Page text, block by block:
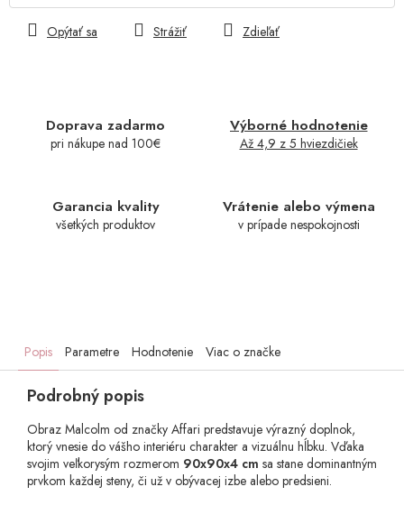
Doprava zadarmo
pri nákupe nad 100€
Výborné hodnotenie
Až 4,9 z 5 hviezdičiek
Garancia kvality
všetkých produktov
Vrátenie alebo výmena
v prípade nespokojnosti
Opýtať sa Strážiť Zdieľať
Popis Parametre Hodnotenie Viac o značke
Podrobný popis
Obraz Malcolm od značky Affari predstavuje výrazný doplnok,
ktorý vnesie do vášho interiéru charakter a vizuálnu hĺbku. Vďaka
svojim veľkorysým rozmerom 90x90x4 cm sa stane dominantným
prvkom každej steny, či už v obývacej izbe alebo predsieni.